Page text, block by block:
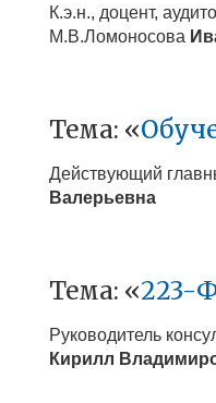
К.э.н., доцент,
М.В.Ломоносова
Тема: «
Действующий
Валерьевна
Тема: «223-
Руководитель
Кирилл